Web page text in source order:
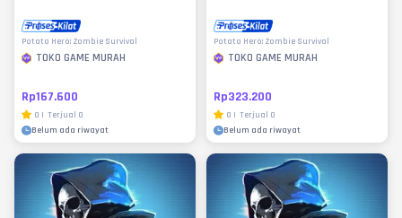
Potato Hero: Zombie Survival
TOKO GAME MURAH
Rp167.600
0 | Terjual 0
Belum ada riwayat
Potato Hero: Zombie Survival
TOKO GAME MURAH
Rp323.200
0 | Terjual 0
Belum ada riwayat